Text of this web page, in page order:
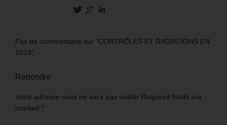
Pas de commentaire sur “CONTRÔLES ET RADIATIONS EN
2019”
Répondre
Votre adresse mais ne sara pas visible Required fields are
marked *